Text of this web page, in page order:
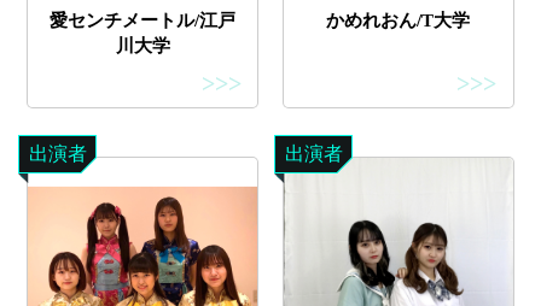
愛センチメートル/江戸
川大学
>>>
かめれおん/T大学
>>>
出演者 出演者